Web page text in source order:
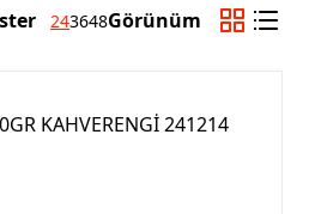
243648Görünüm
KAHVERENGİ 241214